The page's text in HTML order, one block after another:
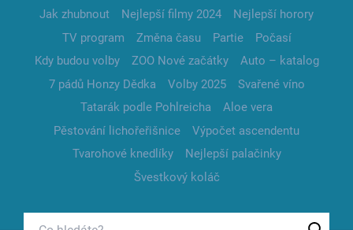
Jak zhubnout Nejlepší filmy 2024
Nejlepší horory
TV program
Změna času Partie
Počasí
Kdy budou volby
ZOO Nové začátky
Auto – katalog
7 pádů Honzy Dědka
Volby 2025
Svařené víno
Tatarák podle Pohlreicha
Aloe vera
Pěstování lichořeřišnice
Výpočet ascendentu
Tvarohové knedlíky
Nejlepší palačinky
Švestkový koláč